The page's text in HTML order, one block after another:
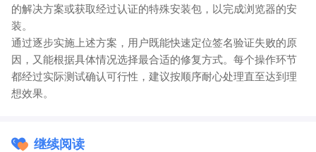
的解决方案或获取经过认证的特殊安装包，以完成浏览器的安
装。
通过逐步实施上述方案，用户既能快速定位签名验证失败的原
因，又能根据具体情况选择最合适的修复方式。每个操作环节
都经过实际测试确认可行性，建议按顺序耐心处理直至达到理
想效果。
继续阅读